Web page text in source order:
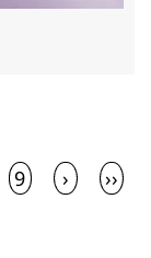
9 › ››